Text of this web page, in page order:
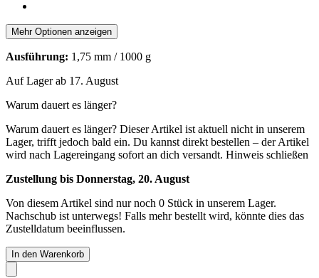
Mehr Optionen anzeigen
Ausführung: 1,75 mm / 1000 g
Auf Lager ab 17. August
Warum dauert es länger?
Warum dauert es länger? Dieser Artikel ist aktuell nicht in unserem
Lager, trifft jedoch bald ein. Du kannst direkt bestellen – der Artikel
wird nach Lagereingang sofort an dich versandt. Hinweis schließen
Zustellung bis Donnerstag, 20. August
Von diesem Artikel sind nur noch 0 Stück in unserem Lager.
Nachschub ist unterwegs! Falls mehr bestellt wird, könnte dies das
Zustelldatum beeinflussen.
In den Warenkorb